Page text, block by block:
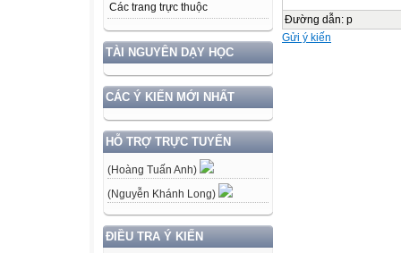
Các trang trực thuộc
TÀI NGUYÊN DẠY HỌC
CÁC Ý KIẾN MỚI NHẤT
HỖ TRỢ TRỰC TUYẾN
(Hoàng Tuấn Anh)
(Nguyễn Khánh Long)
ĐIỀU TRA Ý KIẾN
Đường dẫn: p
Gửi ý kiến